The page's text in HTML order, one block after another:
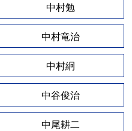
中村勉
中村竜治
中村絅
中谷俊治
中尾耕二